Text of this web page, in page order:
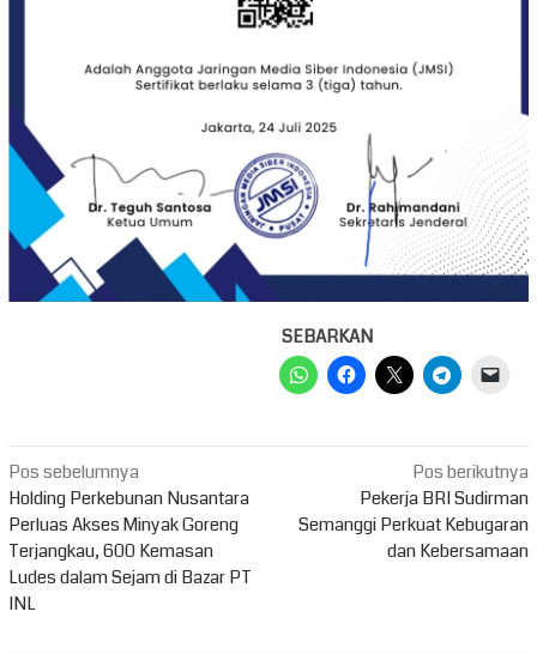
SEBARKAN
Navigasi
pos
Pos sebelumnya
Holding Perkebunan Nusantara
Perluas Akses Minyak Goreng
Terjangkau, 600 Kemasan
Ludes dalam Sejam di Bazar PT
INL
Pos berikutnya
Pekerja BRI Sudirman
Semanggi Perkuat Kebugaran
dan Kebersamaan